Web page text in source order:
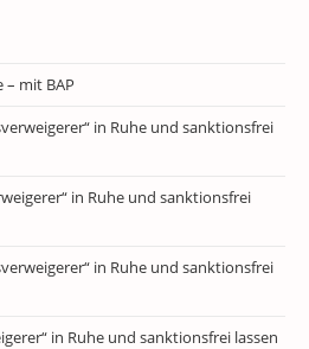
– mit BAP
in Ruhe und sanktionsfrei
in Ruhe und sanktionsfrei
in Ruhe und sanktionsfrei
in Ruhe und sanktionsfrei lassen